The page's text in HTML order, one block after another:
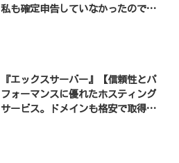
私も確定申告していなかったので国
『エックスサーバー』【信頼性とパ
フォーマンスに優れたホスティング
サービス。ドメインも格安で取得で